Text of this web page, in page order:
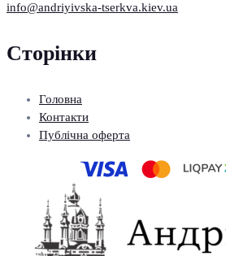
info@andriyivska-tserkva.kiev.ua
Сторінки
Головна
Контакти
Публічна оферта